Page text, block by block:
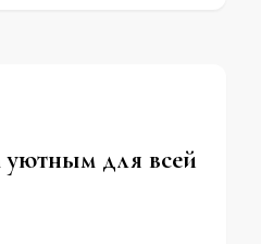
уютным для всей